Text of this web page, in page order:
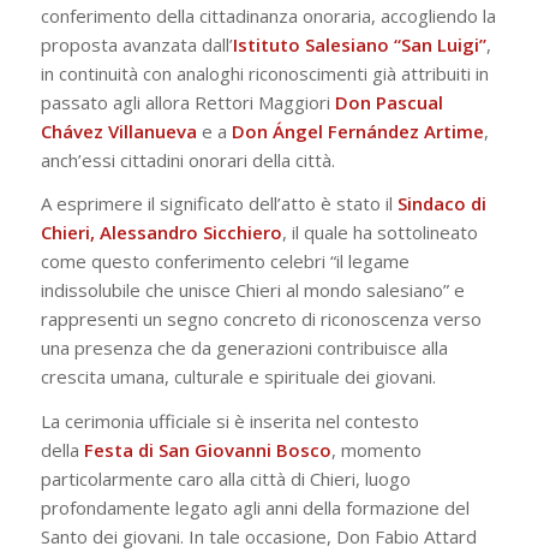
conferimento della cittadinanza onoraria, accogliendo la
proposta avanzata dall’Istituto Salesiano “San Luigi”,
in continuità con analoghi riconoscimenti già attribuiti in
passato agli allora Rettori Maggiori Don Pascual
Chávez Villanueva e a Don Ángel Fernández Artime,
anch’essi cittadini onorari della città.
A esprimere il significato dell’atto è stato il Sindaco di
Chieri, Alessandro Sicchiero, il quale ha sottolineato
come questo conferimento celebri “il legame
indissolubile che unisce Chieri al mondo salesiano” e
rappresenti un segno concreto di riconoscenza verso
una presenza che da generazioni contribuisce alla
crescita umana, culturale e spirituale dei giovani.
La cerimonia ufficiale si è inserita nel contesto
della Festa di San Giovanni Bosco, momento
particolarmente caro alla città di Chieri, luogo
profondamente legato agli anni della formazione del
Santo dei giovani. In tale occasione, Don Fabio Attard